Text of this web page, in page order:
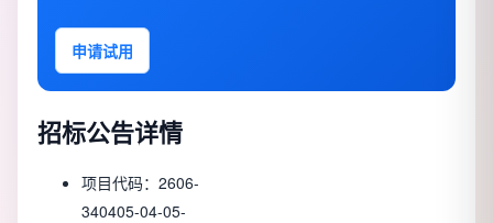
申请试用
招标公告详情
项目代码： 2606-
340405-04-05-